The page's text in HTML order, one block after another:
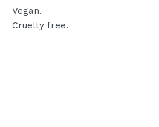
Vegan.
Cruelty free.